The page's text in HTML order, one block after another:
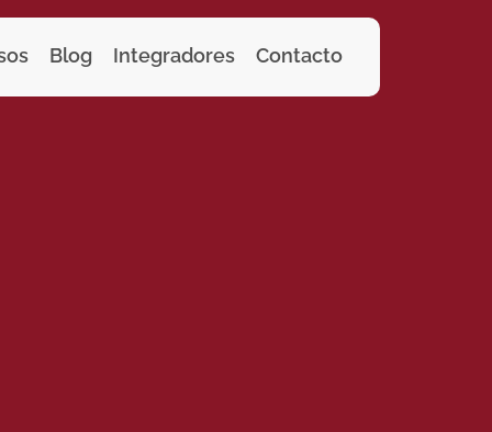
Blog Integradores Contacto